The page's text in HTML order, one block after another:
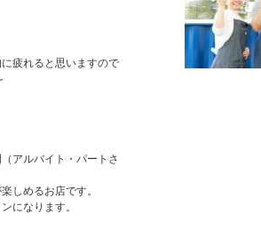
疲れると思いますので
アルバイト・パートさ
しめるお店です。
になります。